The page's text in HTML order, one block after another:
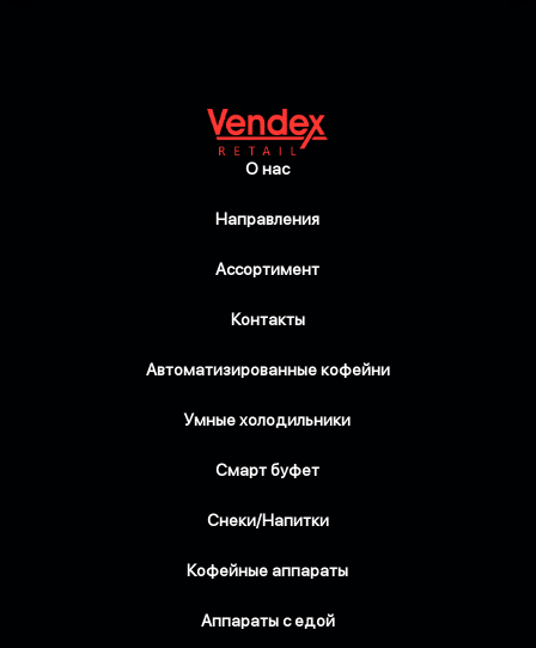
О нас
Направления
Ассортимент
Контакты
Автоматизированные кофейни
Умные холодильники
Смарт буфет
Снеки/Напитки
Кофейные аппараты
Аппараты с едой